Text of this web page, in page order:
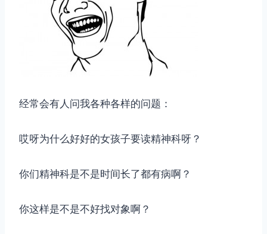
经常会有人问我各种各样的问题：
哎呀为什么好好的女孩子要读精神科呀？
你们精神科是不是时间长了都有病啊？
你这样是不是不好找对象啊？